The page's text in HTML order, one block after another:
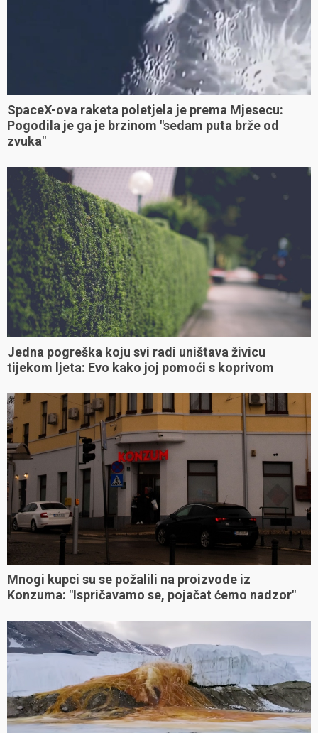
SpaceX-ova raketa poletjela je prema Mjesecu:
Pogodila je ga je brzinom "sedam puta brže od
zvuka"
Jedna pogreška koju svi radi uništava živicu
tijekom ljeta: Evo kako joj pomoći s koprivom
Mnogi kupci su se požalili na proizvode iz
Konzuma: "Ispričavamo se, pojačat ćemo nadzor"